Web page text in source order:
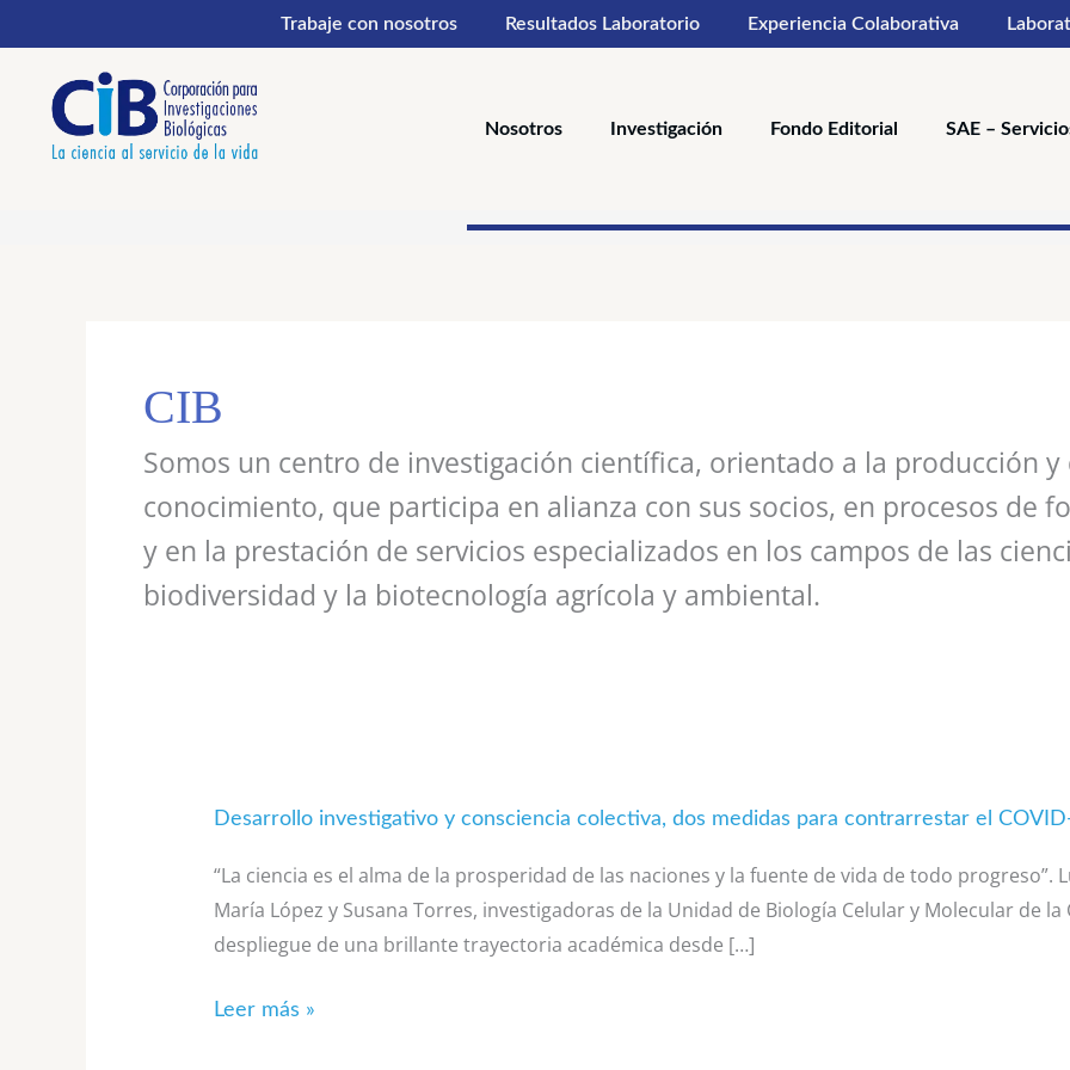
contenido
Trabaje con nosotros Resultados Laboratorio Experiencia Colaborativa
Nosotros Investigación Fondo Editorial SAE –
CIB
Somos un centro de investigación científica, orientado a la producción
conocimiento, que participa en alianza con sus socios, en procesos de
y en la prestación de servicios especializados en los campos de las
biodiversidad y la biotecnología agrícola y ambiental.
Desarrollo investigativo y consciencia colectiva, dos medidas para contrarrestar el
“La ciencia es el alma de la prosperidad de las naciones y la fuente de vida de todo progreso”.
María López y Susana Torres, investigadoras de la Unidad de Biología Celular y Molecular de
despliegue de una brillante trayectoria académica desde […]
Desarrollo
y
consciencia
dos
Leer más »